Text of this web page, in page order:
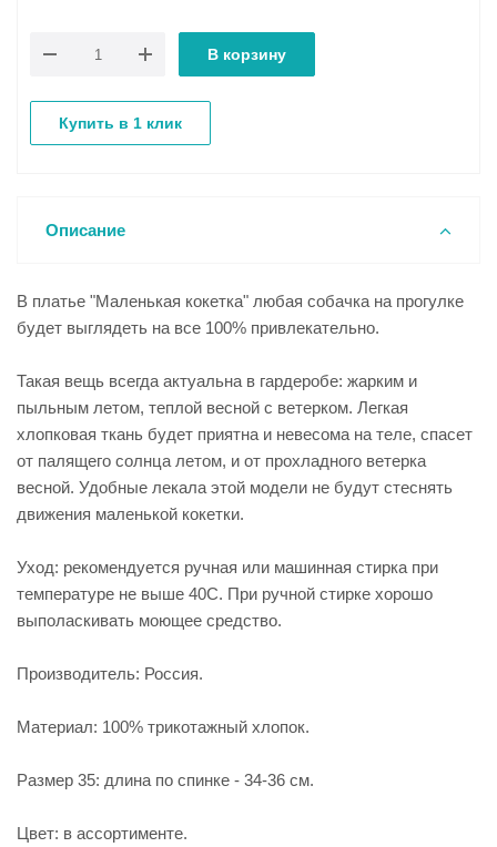
В корзину
Купить в 1 клик
Описание
В платье "Маленькая кокетка" любая собачка на прогулке
будет выглядеть на все 100% привлекательно.
Такая вещь всегда актуальна в гардеробе: жарким и
пыльным летом, теплой весной с ветерком. Легкая
хлопковая ткань будет приятна и невесома на теле, спасет
от палящего солнца летом, и от прохладного ветерка
весной. Удобные лекала этой модели не будут стеснять
движения маленькой кокетки.
Уход: рекомендуется ручная или машинная стирка при
температуре не выше 40С. При ручной стирке хорошо
выполаскивать моющее средство.
Производитель: Россия.
Материал: 100% трикотажный хлопок.
Размер 35: длина по спинке - 34-36 см.
Цвет: в ассортименте.